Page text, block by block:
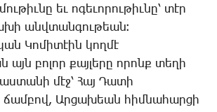
եւ ո­գե­ւո­րու­թիւ­նը՝ տէր
անվ­տան­գու­թեան։
­Կո­մի­տէին կող­մէ
այն բո­լոր քայ­լե­րը ո­րոնք տե­ղի
մէջ՝ ­Հայ ­Դա­տի
ճամ­բով, Ար­ցա­խեան հիմ­նա­հար­ցի